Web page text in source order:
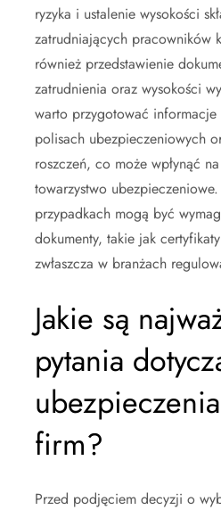
ryzyka i ustalenie wysokości
zatrudniających pracowników
również przedstawienie
zatrudnienia oraz wysokości
warto przygotować
polisach ubezpieczeniowych
roszczeń, co może wpłynąć
towarzystwo
przypadkach mogą być
dokumenty, takie jak
zwłaszcza w branżach
Jakie są
pytania
firm?
Przed podjęciem decyzji o